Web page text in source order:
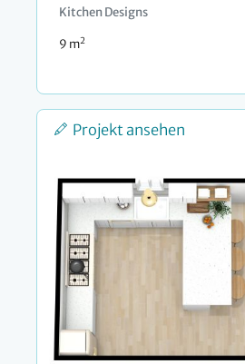
Kitchen Designs
9 m2
Projekt ansehen